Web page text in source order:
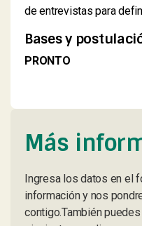
de entrevistas para
Bases y
PRONTO
Más
Ingresa los datos en el
información y nos
contigo.También